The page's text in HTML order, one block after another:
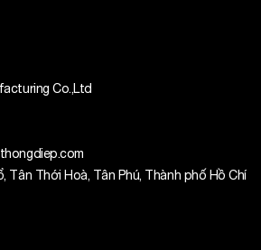
Co.,Ltd
Tân Thới Hoà, Tân Phú, Thành phố Hồ Chí